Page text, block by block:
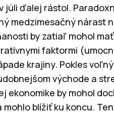
júli ďalej rástol.
medzimesačný nárast
by zatiaľ mohol
faktormi
krajiny. Pokles
východe a
ekonomike by mohol
blížiť ku koncu.